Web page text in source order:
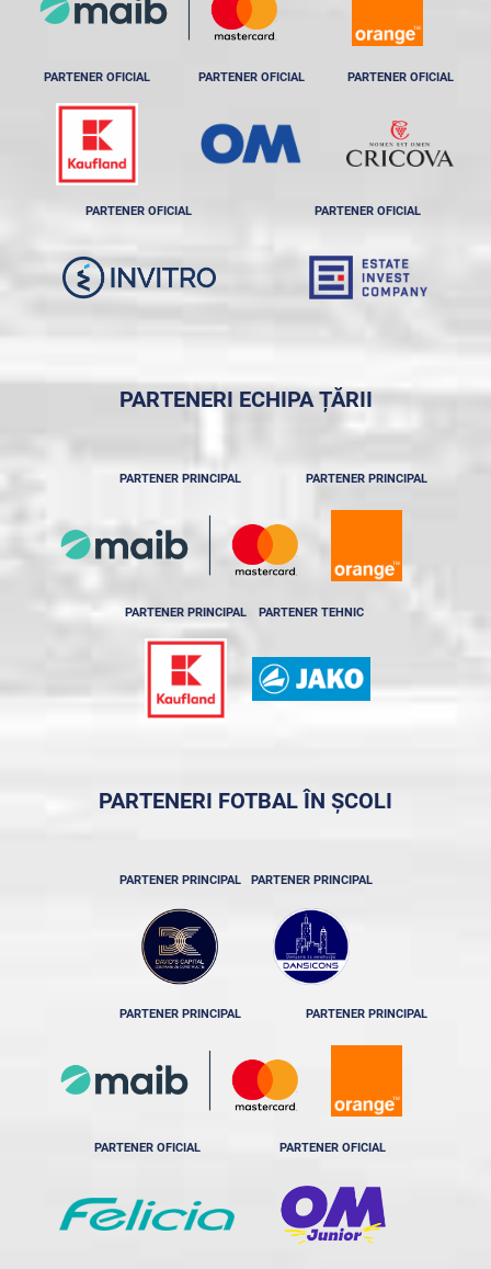
PARTENER OFICIAL PARTENER OFICIAL PARTENER OFICIAL
PARTENER OFICIAL PARTENER OFICIAL
PARTENERI ECHIPA ȚĂRII
PARTENER PRINCIPAL PARTENER PRINCIPAL
PARTENER PRINCIPAL PARTENER TEHNIC
PARTENERI FOTBAL ÎN ȘCOLI
PARTENER PRINCIPAL PARTENER PRINCIPAL
PARTENER PRINCIPAL PARTENER PRINCIPAL
PARTENER OFICIAL PARTENER OFICIAL